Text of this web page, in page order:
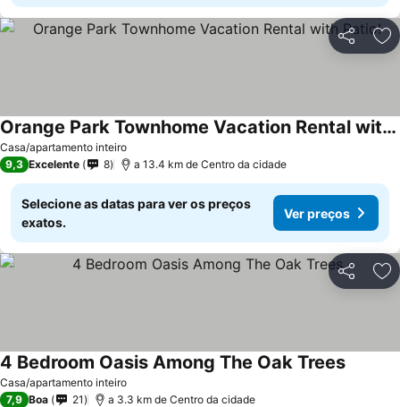
Partilhar
Casa/apartamento inteiro
Orange Park Townhome Vacation Rental with Patio!
Ver preços
9,3 Excelente 8 a 13.4 km de Centro da cidade
Selecione as datas para ver os preços
exatos.
Ver preços
Partilhar
Casa/apartamento inteiro
4 Bedroom Oasis Among The Oak TreesVer
7,9 Boa 21 a 3.3 km de Centro da cidade